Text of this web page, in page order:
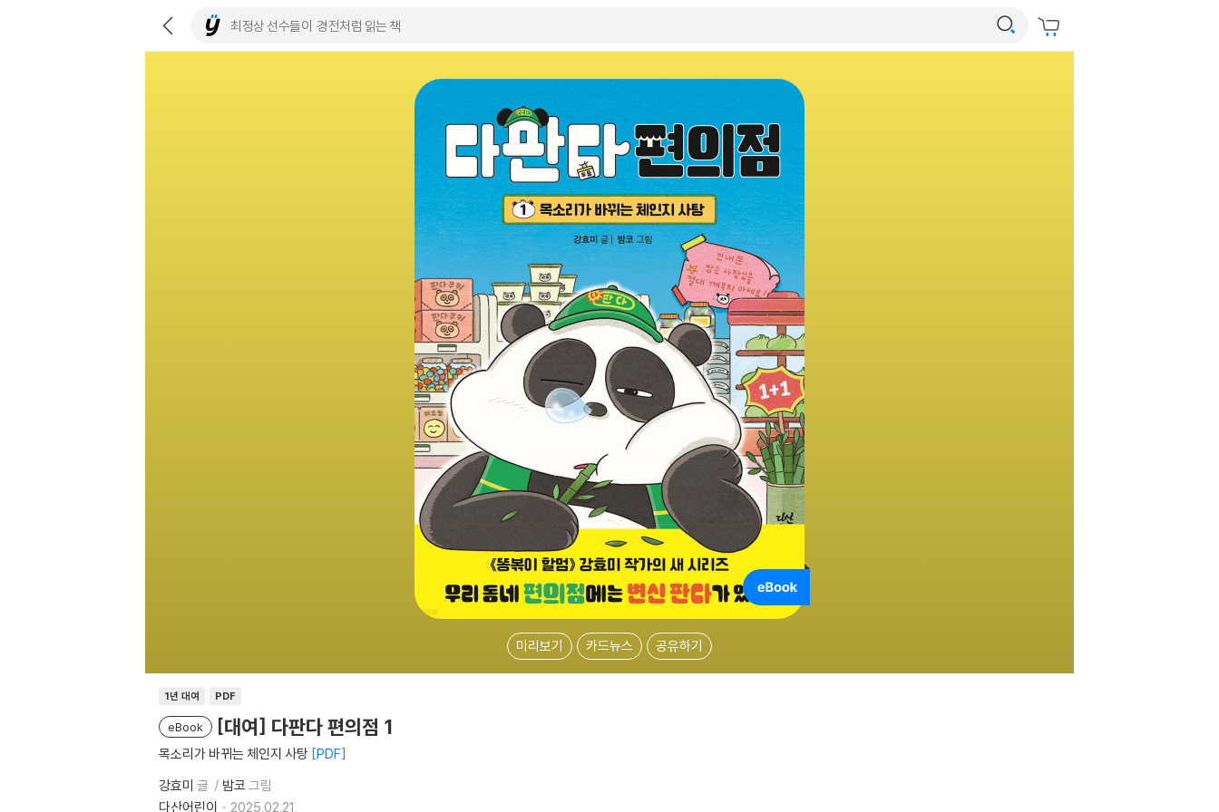
미리보기 카드뉴스 공유하기
1년 대여 PDF
eBook [대여] 다판다 편의점 1
목소리가 바뀌는 체인지 사탕 PDF
강효미 글 밤코 그림
다산어린이
2025.02.21.